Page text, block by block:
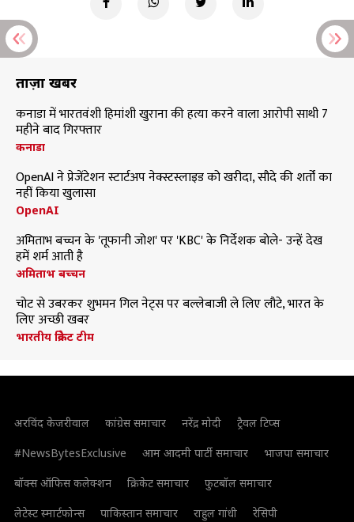
ताज़ा खबरें
कनाडा में भारतवंशी हिमांशी खुराना की हत्या करने वाला आरोपी साथी 7
महीने बाद गिरफ्तार
कनाडा
OpenAI ने प्रेजेंटेशन स्टार्टअप नेक्स्टस्लाइड को खरीदा, सौदे की शर्तों का
नहीं किया खुलासा
OpenAI
अमिताभ बच्चन के 'तूफानी जोश' पर 'KBC' के निर्देशक बोले- उन्हें देख
हमें शर्म आती है
अमिताभ बच्चन
चोट से उबरकर शुभमन गिल नेट्स पर बल्लेबाजी ले लिए लौटे, भारत के
लिए अच्छी खबर
भारतीय क्रिकेट टीम
अरविंद केजरीवाल कांग्रेस समाचार नरेंद्र मोदी
ट्रैवल टिप्स
#NewsBytesExclusive
आम आदमी पार्टी समाचार
भाजपा समाचार
बॉक्स ऑफिस कलेक्शन
क्रिकेट समाचार
फुटबॉल समाचार
लेटेस्ट स्मार्टफोन्स
पाकिस्तान समाचार राहुल गांधी रेसिपी